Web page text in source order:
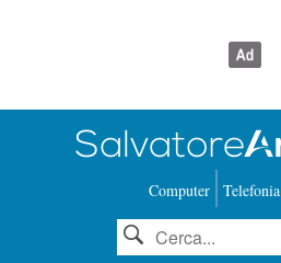
Computer Telefonia